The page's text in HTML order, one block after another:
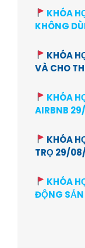
KHÓA
KHÔNG
KHÓA
VÀ CHO
KHÓA
AIRBNB
KHÓA
TRỌ 29/
KHÓA
ĐỘNG